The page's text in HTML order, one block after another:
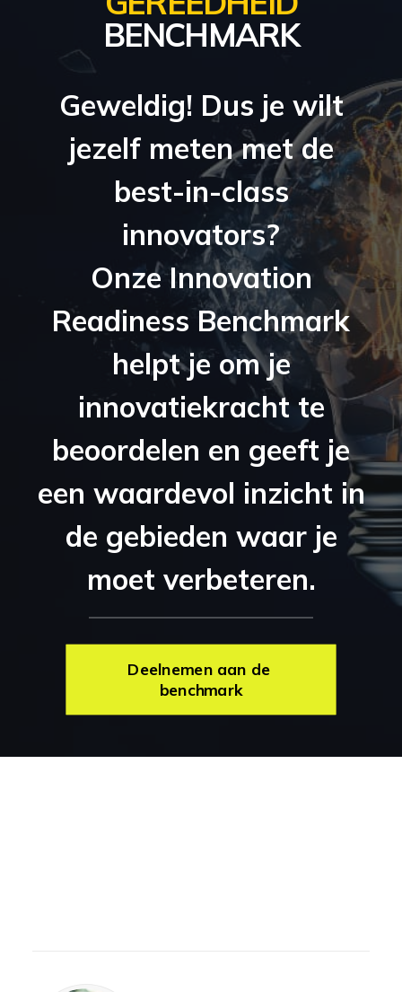
BENCHMARK
Geweldig! Dus je wilt
jezelf meten met de
best-in-class
innovators?
Onze Innovation
Readiness Benchmark
helpt je om je
innovatiekracht te
beoordelen en geeft je
een waardevol inzicht in
de gebieden waar je
moet verbeteren.
Deelnemen aan de
benchmark